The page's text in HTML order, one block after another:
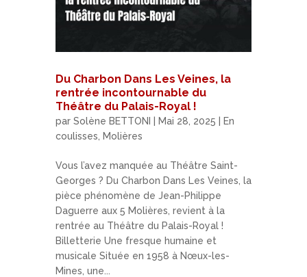
Du Charbon Dans Les Veines, la
rentrée incontournable du
Théâtre du Palais-Royal !
par Solène BETTONI Mai 28, 2025
En
coulisses
Molières
Vous l’avez manquée au Théâtre Saint-
Georges ? Du Charbon Dans Les Veines, la
pièce phénomène de Jean-Philippe
Daguerre aux 5 Molières, revient à la
rentrée au Théâtre du Palais-Royal !
Billetterie Une fresque humaine et
musicale Située en 1958 à Nœux-les-
Mines, une...